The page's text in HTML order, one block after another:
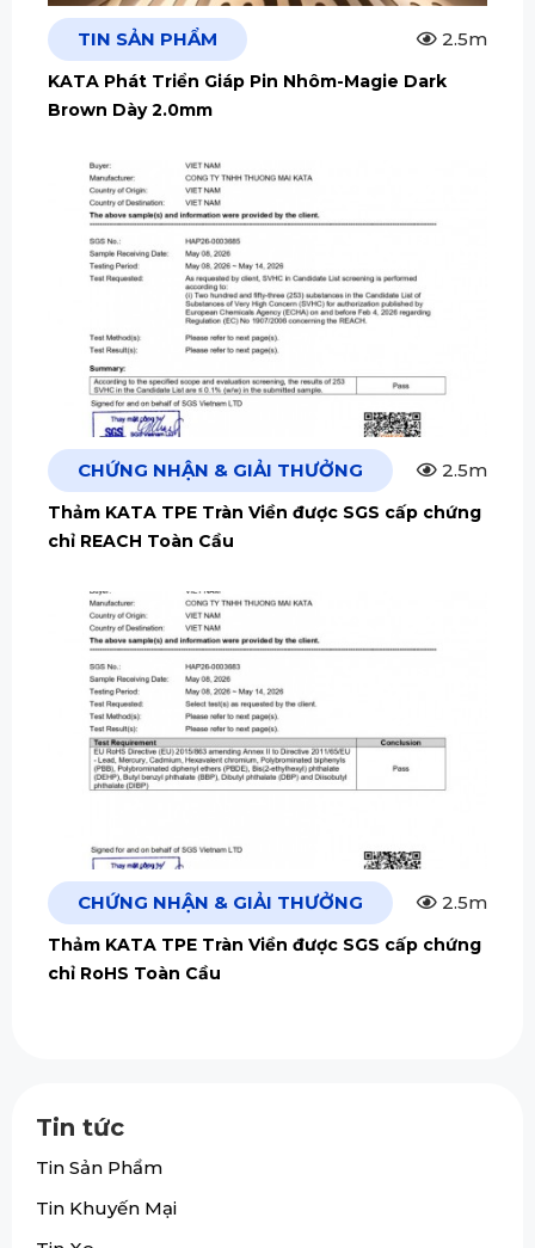
TIN SẢN PHẨM 2.5m
KATA Phát Triển Giáp Pin Nhôm-Magie Dark
Brown Dày 2.0mm
CHỨNG NHẬN & GIẢI THƯỞNG 2.5m
Thảm KATA TPE Tràn Viền được SGS cấp chứng
chỉ REACH Toàn Cầu
CHỨNG NHẬN & GIẢI THƯỞNG 2.5m
Thảm KATA TPE Tràn Viền được SGS cấp chứng
chỉ RoHS Toàn Cầu
Tin tức
Tin Sản Phẩm
Tin Khuyến Mại